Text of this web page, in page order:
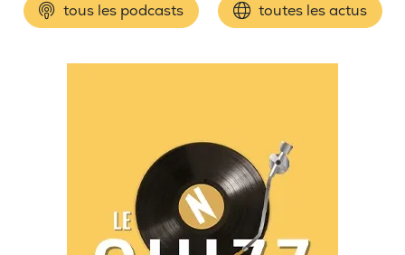
tous les podcasts toutes les actus